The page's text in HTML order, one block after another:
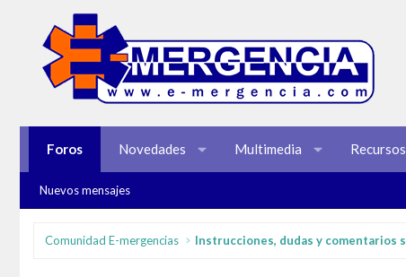
Foros Novedades Multimedia Recursos
Nuevos mensajes
Comunidad E-mergencias